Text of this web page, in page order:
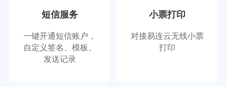
短信服务
一键开通短信账户，
自定义签名、模板、
发送记录
小票打印
对接易连云无线小票
打印